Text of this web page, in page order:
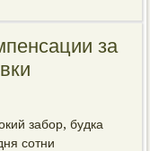
за
забор, будка
сотни